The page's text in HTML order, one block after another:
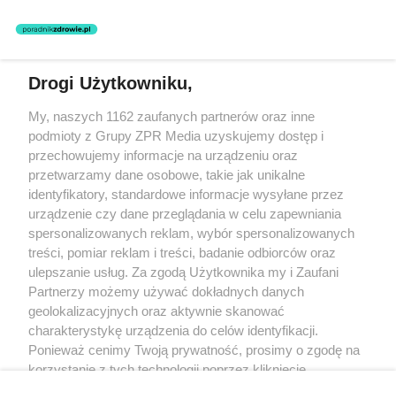
świadczeń zdrowotnych w rozumieniu art. 3 ust 1 ustawy o
rozpowszechniany lub dalej rozpowszechniany w jakikolwiek sposób
(w tym także elektroniczny lub mechaniczny) na jakimkolwiek polu
eksploatacji w jakiejkolwiek formie, włącznie z umieszczaniem w
Internecie bez pisemnej zgody właściciela praw. Jakiekolwiek użycie
lub wykorzystanie utworów w całości lub w części z naruszeniem
prawa, tzn. bez właściwej zgody, jest zabronione pod groźbą kary i
może być ścigane prawnie.
O nas
Informacje prawne
Drogi Użytkowniku,
My, naszych 1162 zaufanych partnerów oraz inne
podmioty z Grupy ZPR Media uzyskujemy dostęp i
przechowujemy informacje na urządzeniu oraz
przetwarzamy dane osobowe, takie jak unikalne
identyfikatory, standardowe informacje wysyłane przez
urządzenie czy dane przeglądania w celu zapewniania
spersonalizowanych reklam, wybór spersonalizowanych
treści, pomiar reklam i treści, badanie odbiorców oraz
ulepszanie usług. Za zgodą Użytkownika my i Zaufani
Partnerzy możemy używać dokładnych danych
geolokalizacyjnych oraz aktywnie skanować
charakterystykę urządzenia do celów identyfikacji.
Ponieważ cenimy Twoją prywatność, prosimy o zgodę na
korzystanie z tych technologii poprzez kliknięcie